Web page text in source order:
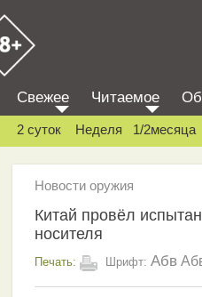
Свежее Читаемое
2 суток Неделя 1/2месяца
Новости оружия
Китай провёл
носителя
Печать: Шрифт: Абв